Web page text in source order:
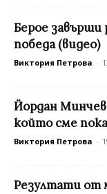
Берое завърши
победа (видео)
Виктория Петрова -
Йордан
който сме
Виктория Петрова -
Резултати от